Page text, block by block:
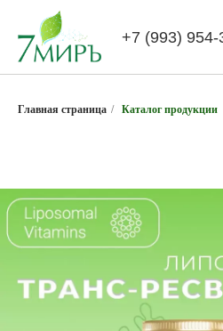
Главная страница / Каталог продукции